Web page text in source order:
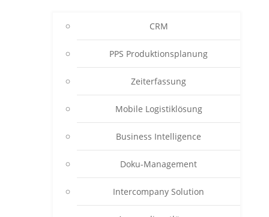
CRM
PPS Produktionsplanung
Zeiterfassung
Mobile Logistiklösung
Business Intelligence
Doku-Management
Intercompany Solution